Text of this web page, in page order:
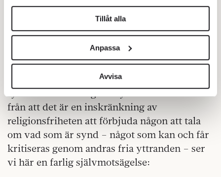
helst från cookie-förklaringen.
Vi använder enhetsidentifierare för att anpassa innehållet
för sociala medier och analysera vår trafik. Vi
vidarebefordrar även sådana identifierare och annan
information från din enhet till de sociala medier och
annons- och analysföretag som vi samarbetar med.
Dessa kan i sin tur kombinera informationen med annan
information som du har tillhandahållit eller som de har
samlat in när du har använt deras tjänster.
Om du vill läsa mer om hur vi hanterar personuppgifter
kan du göra dethär.
Tillåt alla
Anpassa
Avvisa
Ett sådant påstående kan förstås också
kritiseras och debatterats. Liksom undvikas
för den som inte vill ta del av det.
Om vi nu bortser från det sluttande planet –
vem som är näst på tur att med rättssystemet
tystas för ett fredligt uttryckt omdöme – och
från att det är en inskränkning av
religionsfriheten att förbjuda någon att tala
om vad som är synd – något som kan och får
kritiseras genom andras fria yttranden – ser
vi här en farlig självmotsägelse: